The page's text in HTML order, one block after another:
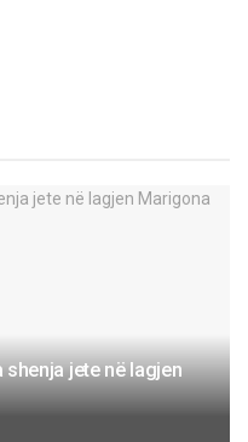
shenja jete në lagjen